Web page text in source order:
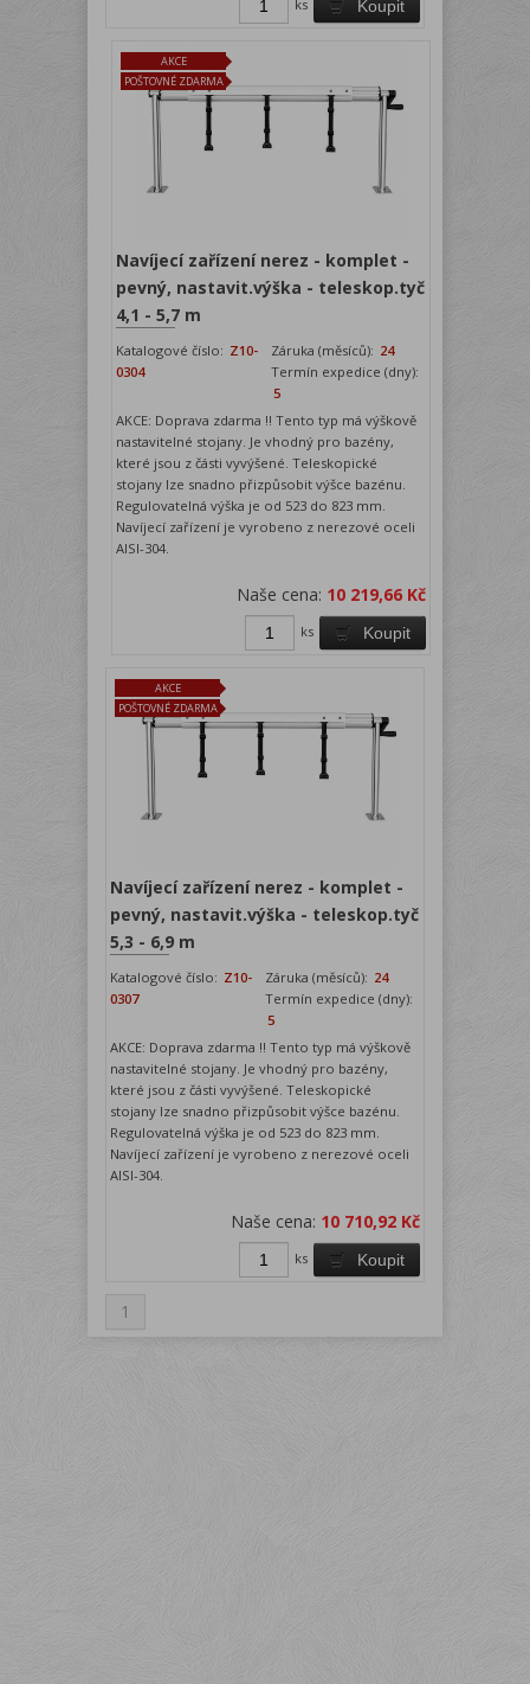
Koupit
ks
AKCE
POŠTOVNÉ ZDARMA
Navíjecí zařízení nerez - komplet -
pevný, nastavit.výška - teleskop.tyč
4,1 - 5,7 m
Katalogové číslo: Z10-
0304
Záruka (měsíců): 24
Termín expedice (dny):
5
AKCE: Doprava zdarma !! Tento typ má výškově
nastavitelné stojany. Je vhodný pro bazény,
které jsou z části vyvýšené. Teleskopické
stojany lze snadno přizpůsobit výšce bazénu.
Regulovatelná výška je od 523 do 823 mm.
Navíjecí zařízení je vyrobeno z nerezové oceli
AISI-304.
Naše cena: 10 219,66 Kč
Koupit
ks
AKCE
POŠTOVNÉ ZDARMA
Navíjecí zařízení nerez - komplet -
pevný, nastavit.výška - teleskop.tyč
5,3 - 6,9 m
Katalogové číslo: Z10-
0307
Záruka (měsíců): 24
Termín expedice (dny):
5
AKCE: Doprava zdarma !! Tento typ má výškově
nastavitelné stojany. Je vhodný pro bazény,
které jsou z části vyvýšené. Teleskopické
stojany lze snadno přizpůsobit výšce bazénu.
Regulovatelná výška je od 523 do 823 mm.
Navíjecí zařízení je vyrobeno z nerezové oceli
AISI-304.
Naše cena: 10 710,92 Kč
Koupit
ks
1